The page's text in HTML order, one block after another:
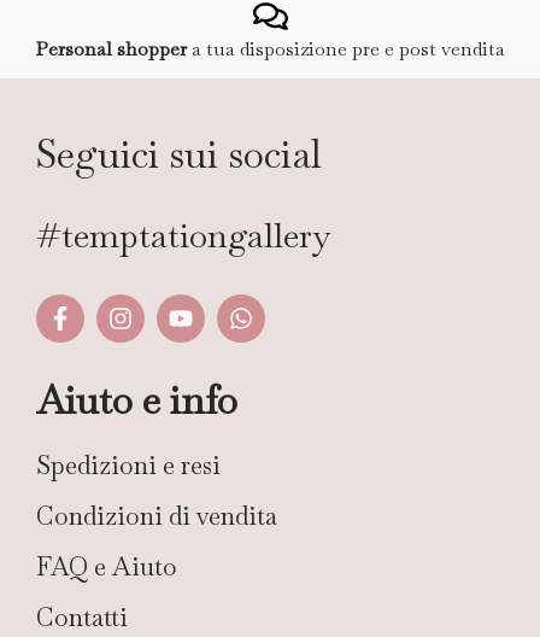
Personal shoppera tua disposizione pre e post vendita
Seguici sui social
#temptationgallery
Aiuto e info
Spedizioni e resi
Condizioni di vendita
FAQ e Aiuto
Contatti